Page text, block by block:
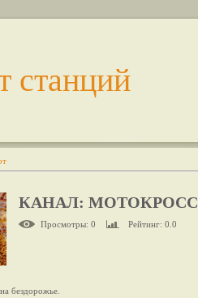
станций
КАНАЛ: МОТОКРОСС
Просмотры: 0 Рейтинг: 0.0
бездорожье.